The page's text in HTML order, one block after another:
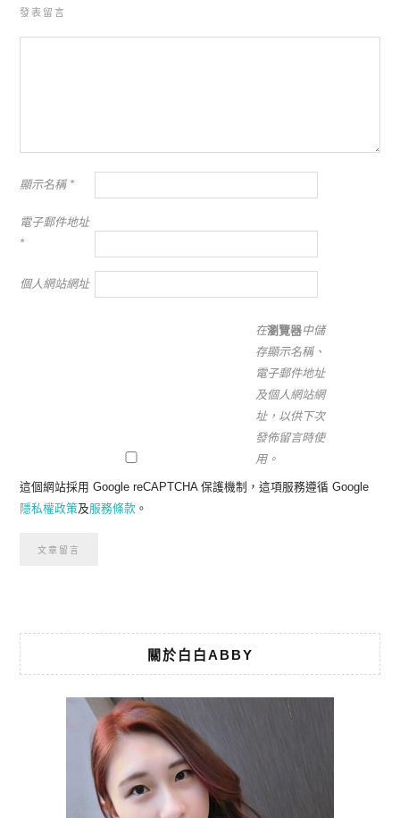
發表留言
顯示名稱 *
電子郵件地址
*
個人網站網址
在瀏覽器中儲
存顯示名稱、
電子郵件地址
及個人網站網
址，以供下次
發佈留言時使
用。
這個網站採用 Google reCAPTCHA 保護機制，這項服務遵循 Google
隱私權政策及服務條款 。
關於白白ABBY